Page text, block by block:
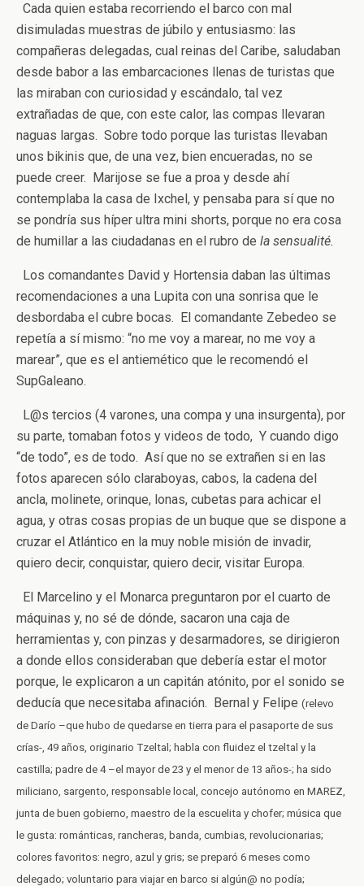
Cada quien estaba recorriendo el barco con mal
disimuladas muestras de júbilo y entusiasmo: las
compañeras delegadas, cual reinas del Caribe, saludaban
desde babor a las embarcaciones llenas de turistas que
las miraban con curiosidad y escándalo, tal vez
extrañadas de que, con este calor, las compas llevaran
naguas largas. Sobre todo porque las turistas llevaban
unos bikinis que, de una vez, bien encueradas, no se
puede creer. Marijose se fue a proa y desde ahí
contemplaba la casa de Ixchel, y pensaba para sí que no
se pondría sus híper ultra mini shorts, porque no era cosa
de humillar a las ciudadanas en el rubro de la sensualité.
Los comandantes David y Hortensia daban las últimas
recomendaciones a una Lupita con una sonrisa que le
desbordaba el cubre bocas. El comandante Zebedeo se
repetía a sí mismo: “no me voy a marear, no me voy a
marear”, que es el antiemético que le recomendó el
SupGaleano.
L@s tercios (4 varones, una compa y una insurgenta), por
su parte, tomaban fotos y videos de todo, Y cuando digo
“de todo”, es de todo. Así que no se extrañen si en las
fotos aparecen sólo claraboyas, cabos, la cadena del
ancla, molinete, orinque, lonas, cubetas para achicar el
agua, y otras cosas propias de un buque que se dispone a
cruzar el Atlántico en la muy noble misión de invadir,
quiero decir, conquistar, quiero decir, visitar Europa.
El Marcelino y el Monarca preguntaron por el cuarto de
máquinas y, no sé de dónde, sacaron una caja de
herramientas y, con pinzas y desarmadores, se dirigieron
a donde ellos consideraban que debería estar el motor
porque, le explicaron a un capitán atónito, por el sonido se
deducía que necesitaba afinación. Bernal y Felipe (relevo
de Darío –que hubo de quedarse en tierra para el pasaporte de sus
crías-, 49 años, originario Tzeltal; habla con fluidez el tzeltal y la
castilla; padre de 4 –el mayor de 23 y el menor de 13 años-; ha sido
miliciano, sargento, responsable local, concejo autónomo en MAREZ,
junta de buen gobierno, maestro de la escuelita y chofer; música que
le gusta: románticas, rancheras, banda, cumbias, revolucionarias;
colores favoritos: negro, azul y gris; se preparó 6 meses como
delegado; voluntario para viajar en barco si algún@ no podía;